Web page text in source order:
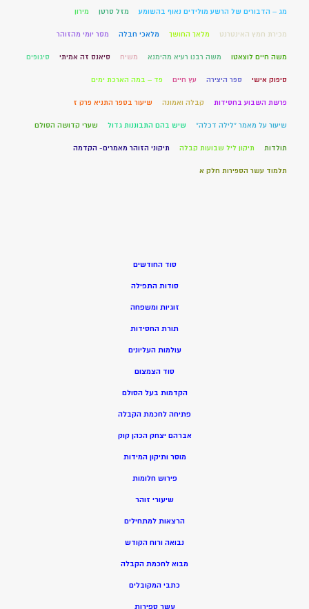
מג – הדבורים של הרשע מולידים נאוף בהשומע מזל סרטן מירון
מכירת חמץ האינטרנט מלאך החושך מלאכי חבלה מסר יומי מהזוהר
משה חיים לוצאטו משה רבנו רעיא מהימנא משיח סיאנס זה אמיתי סיגופים
סיפוק אישי ספר היצירה עץ חיים פד – במה הארכת ימים
פרשת השבוע בחסידות קבלה ואמונה שיעור בספר התניא פרק ז
שיעור על מאמר "לילה דכלה" שיש בהם התבוננות גדול שערי קדושה הסולם
תולדות תיקון ליל שבועות קבלה תיקוני הזוהר מאמרים- הקדמה
תלמוד עשר הספירות חלק א
סוד החודשים
סודות התפילה
זוגיות ומשפחה
תורת החסידות
עולמות העליונים
סוד הצמצום
הקדמות בעל הסולם
פתיחה לחכמת הקבלה
אברהם יצחק הכהן קוק
מוסר ותיקון המידות
פירוש חלומות
שיעורי זוהר
הרצאות למתחילים
נבואה ורוח הקודש
מבוא לחכמת הקבלה
כתבי המקובלים
עשר ספירות